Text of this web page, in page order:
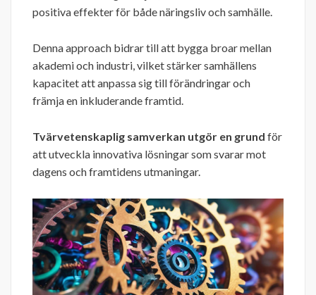
positiva effekter för både näringsliv och samhälle.
Denna approach bidrar till att bygga broar mellan
akademi och industri, vilket stärker samhällens
kapacitet att anpassa sig till förändringar och
främja en inkluderande framtid.
Tvärvetenskaplig samverkan utgör en grund för
att utveckla innovativa lösningar som svarar mot
dagens och framtidens utmaningar.